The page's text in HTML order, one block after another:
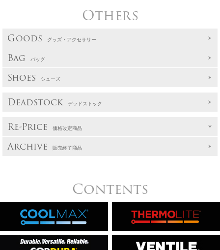
Others
Goods グッズ・アクセサリー
Bag バッグ
Shoes シューズ
Deadstock デッドストック
Re-Price 価格改定商品
Archive 販売終了商品
Contents